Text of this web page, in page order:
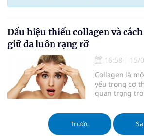
Dấu hiệu thiếu collagen và
giữ da luôn rạng rỡ
16:58 | 15/
Collagen là
yếu trong cơ
quan trọng
móng và
lên, lượng
cơ thể giảm
Trước